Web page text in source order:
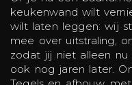
keukenwand wilt
wilt laten leggen: wij
mee over uitstraling,
zodat jij niet alleen
ook nog jaren later.